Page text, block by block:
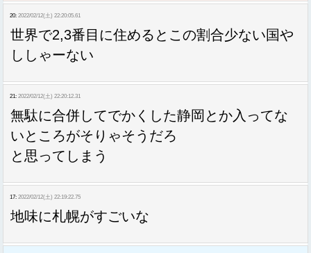
20: 2022/02/12(土) 22:20:05.61
世界で2,3番目に住めるとこの割合少ない国や
ししゃーない
21: 2022/02/12(土) 22:20:12.31
無駄に合併してでかくした静岡とか入ってな
いところがそりゃそうだろ
と思ってしまう
17: 2022/02/12(土) 22:19:22.75
地味に札幌がすごいな